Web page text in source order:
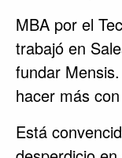
MBA por el
trabajó en
fundar
hacer más
Está